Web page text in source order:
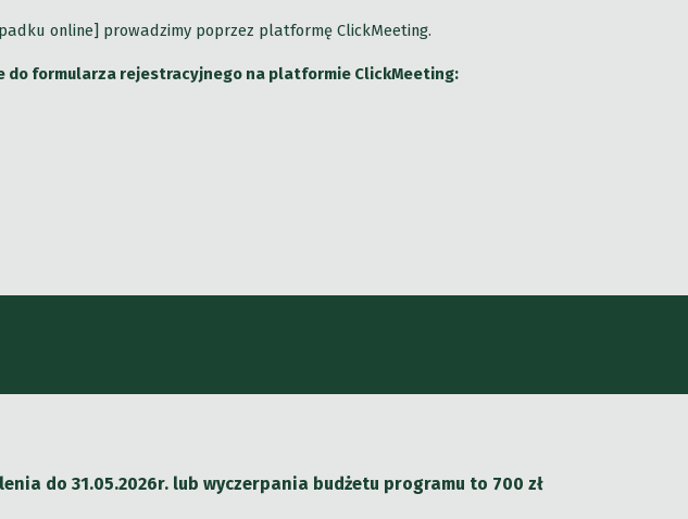
online] prowadzimy poprzez platformę ClickMeeting.
formularza rejestracyjnego na platformie ClickMeeting:
do 31.05.2026r. lub wyczerpania budżetu programu to 700 zł